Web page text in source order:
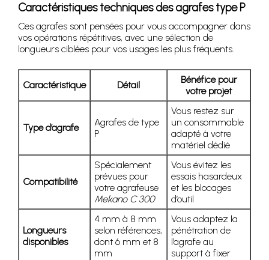
Caractéristiques techniques des agrafes type P
Ces agrafes sont pensées pour vous accompagner dans
vos opérations répétitives, avec une sélection de
longueurs ciblées pour vos usages les plus fréquents.
Caractéristique Détail
Bénéfice pour
votre projet
Type d’agrafe
Agrafes de type
P
Vous restez sur
un consommable
adapté à votre
matériel dédié
Compatibilité
Spécialement
prévues pour
votre agrafeuse
Mekano C 300
Vous évitez les
essais hasardeux
et les blocages
d’outil
Longueurs
disponibles
4 mm à 8 mm
selon références,
dont 6 mm et 8
mm
Vous adaptez la
pénétration de
l’agrafe au
support à fixer